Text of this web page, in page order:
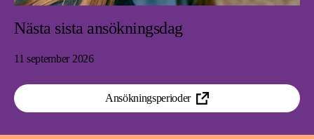
Nästa sista ansökningsdag
11 september 2026
Ansökningsperioder